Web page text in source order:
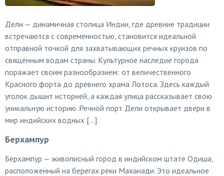
Дели — динамичная столица Индии, где древние традиции
встречаются с современностью, становится идеальной
отправной точкой для захватывающих речных круизов по
священным водам страны. Культурное наследие города
поражает своим разнообразием: от величественного
Красного форта до древнего храма Лотоса. Здесь каждый
уголок дышит историей, а каждая улица рассказывает свою
уникальную историю. Речной порт Дели открывает двери в
мир индийских водных […]
Берхампур
Берхампур — живописный город в индийском штате Одиша,
расположенный на берегах реки Маханади. Это идеальное